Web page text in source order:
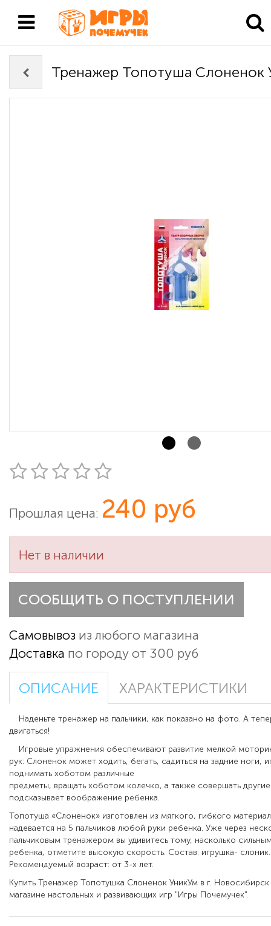
Тренажер Топотуша Слоненок
Прошлая цена: 240 руб
Нет в наличии
СООБЩИТЬ О ПОСТУПЛЕНИИ
Самовывоз из любого магазина
Доставка по городу от 300 руб
ОПИСАНИЕ ХАРАКТЕРИСТИКИ
Наденьте тренажер на пальчики, как показано на фото. А
двигаться!
Игровые упражнения обеспечивают развитие мелкой
рук: Слоненок может ходить, бегать, садиться на задние ноги,
поднимать хоботом различные
предметы, вращать хоботом колечко, а также совершать
подсказывает воображение ребенка.
Топотуша «Слоненок» изготовлен из мягкого, гибкого
надевается на 5 пальчиков любой руки ребенка. Уже через
пальчиковым тренажером вы удивитесь тому, насколько
ребенка, отметите высокую скорость. Состав: игрушка-
Рекомендуемый возраст: от 3-х лет.
Купить Тренажер Топотушка Слоненок УникУм в г.
магазине настольных и развивающих игр "Игры Почемучек".